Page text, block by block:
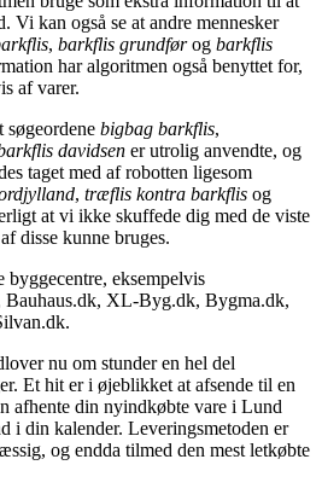
Vi kan også se at andre mennesker
, barkflis grundførog barkflis
har algoritmen også benyttet for,
af varer.
søgeordene bigbag barkflis,
davidsen er utrolig anvendte, og
taget med af robotten ligesom
, træflis kontra barkflis og
at vi ikke skuffede dig med de viste
disse kunne bruges.
eksempelvis
Bauhaus.dk, XL-Byg.dk, Bygma.dk,
nu om stunder en hel del
Et hit er i øjeblikket at afsende til en
afhente din nyindkøbte vare i Lund
i din kalender. Leveringsmetoden er
og endda tilmed den mest letkøbte